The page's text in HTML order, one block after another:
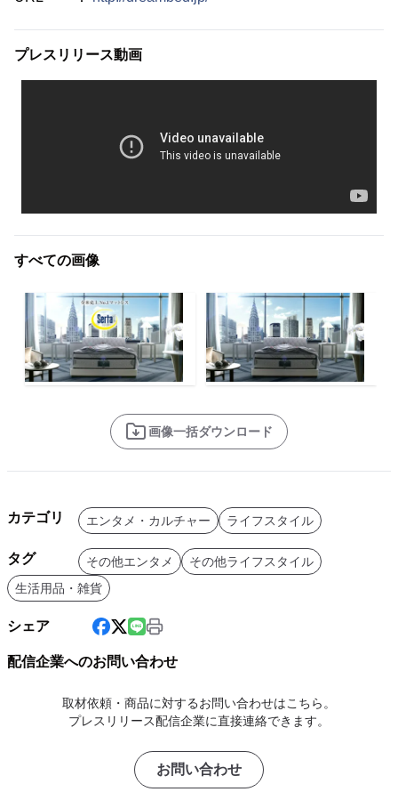
プレスリリース動画
すべての画像
画像一括ダウンロード
カテゴリ エンタメ・カルチャー ライフスタイル
タグ その他エンタメ
その他ライフスタイル
生活用品・雑貨
シェア
配信企業へのお問い合わせ
取材依頼・商品に対するお問い合わせはこちら。
プレスリリース配信企業に直接連絡できます。
お問い合わせ